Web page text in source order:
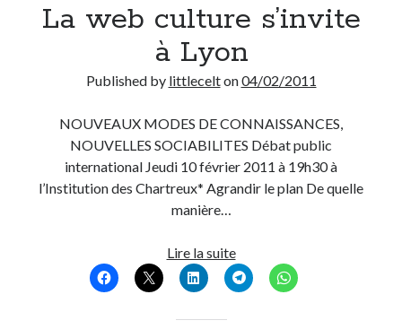
La web culture s’invite
à Lyon
Published by littlecelton04/02/2011
NOUVEAUX MODES DE CONNAISSANCES,
NOUVELLES SOCIABILITES Débat public
international Jeudi 10 février 2011 à 19h30 à
l’Institution des Chartreux* Agrandir le plan De quelle
manière…
Lire la suiteLa
web
culture